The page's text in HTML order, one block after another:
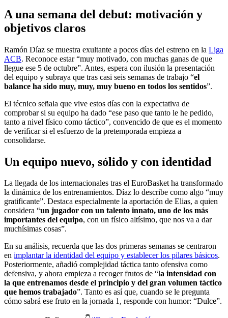
A una semana del debut: motivación y
objetivos claros
Ramón Díaz se muestra exultante a pocos días del estreno en la Liga
ACB. Reconoce estar “muy motivado, con muchas ganas de que
llegue ese 5 de octubre”. Antes, espera con ilusión la presentación
del equipo y subraya que tras casi seis semanas de trabajo “el
balance ha sido muy, muy, muy bueno en todos los sentidos”.
El técnico señala que vive estos días con la expectativa de
comprobar si su equipo ha dado “ese paso que tanto le he pedido,
tanto a nivel físico como táctico”, convencido de que es el momento
de verificar si el esfuerzo de la pretemporada empieza a
consolidarse.
Un equipo nuevo, sólido y con identidad
La llegada de los internacionales tras el EuroBasket ha transformado
la dinámica de los entrenamientos. Díaz lo describe como algo “muy
gratificante”. Destaca especialmente la aportación de Elias, a quien
considera “un jugador con un talento innato, uno de los más
importantes del equipo, con un físico altísimo, que nos va a dar
muchísimas cosas”.
En su análisis, recuerda que las dos primeras semanas se centraron
en implantar la identidad del equipo y establecer los pilares básicos.
Posteriormente, añadió complejidad táctica tanto ofensiva como
defensiva, y ahora empieza a recoger frutos de “la intensidad con
la que entrenamos desde el principio y del gran volumen táctico
que hemos trabajado”. Tanto es así que, cuando se le pregunta
cómo sabrá ese fruto en la jornada 1, responde con humor: “Dulce”.